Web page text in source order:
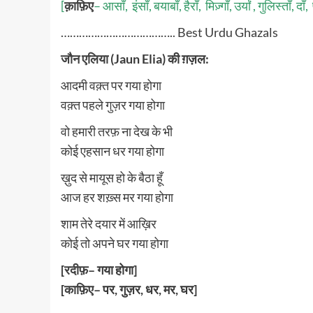
[क़ाफ़िए– आसाँ, इंसाँ, बयाबाँ, हैराँ, मिज़्गाँ, उर्यां , गुलिस्ताँ,
……………………………….. Best Urdu Ghazals
जौन एलिया(Jaun Elia) की ग़ज़ल:
आदमी वक़्त पर गया होगा
वक़्त पहले गुज़र गया होगा
वो हमारी तरफ़ ना देख के भी
कोई एहसान धर गया होगा
ख़ुद से मायूस हो के बैठा हूँ
आज हर शख़्स मर गया होगा
शाम तेरे दयार में आख़िर
कोई तो अपने घर गया होगा
[रदीफ़– गया होगा]
[काफ़िए– पर, गुज़र, धर, मर, घर]